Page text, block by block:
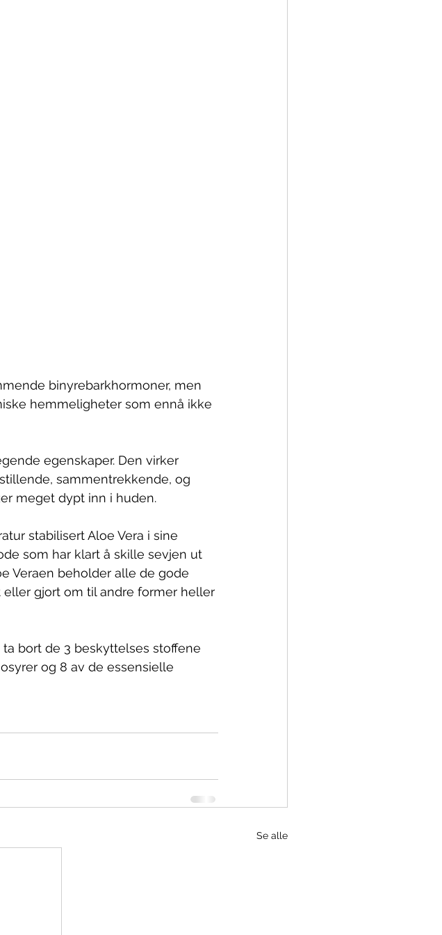
binyrebarkhormoner, men
hemmeligheter som ennå ikke
egenskaper. Den virker
sammentrekkende, og
meget dypt inn i huden.
stabilisert Aloe Vera i sine
som har klart å skille sevjen ut
Veraen beholder alle de gode
gjort om til andre former heller
bort de 3 beskyttelses stoffene
og 8 av de essensielle
Se alle